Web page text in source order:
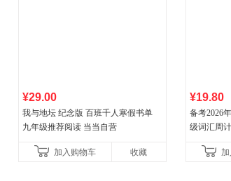
¥29.00
我与地坛 纪念版 百班千人寒假书单
九年级推荐阅读 当当自营
加入购物车 收藏
¥19.80
备考2026
级词汇周